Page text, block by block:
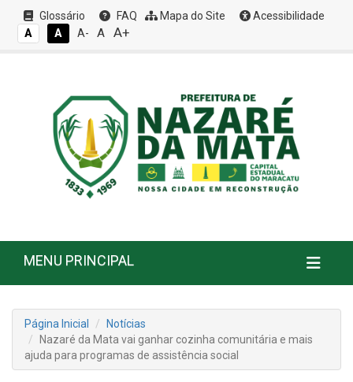
Glossário FAQ Mapa do Site
Acessibilidade
A
A A- A A+
MENU PRINCIPAL
Página Inicial
Notícias
Nazaré da Mata vai ganhar cozinha comunitária e mais
ajuda para programas de assistência social